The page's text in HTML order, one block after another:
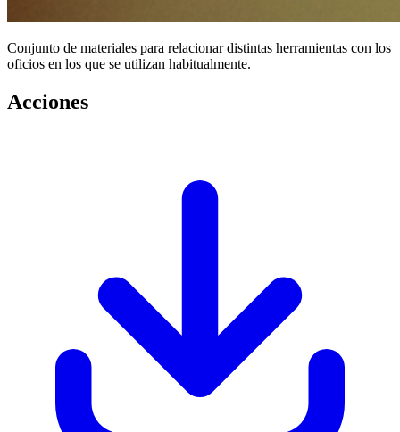
Conjunto de materiales para relacionar distintas herramientas con los
oficios en los que se utilizan habitualmente.
Acciones